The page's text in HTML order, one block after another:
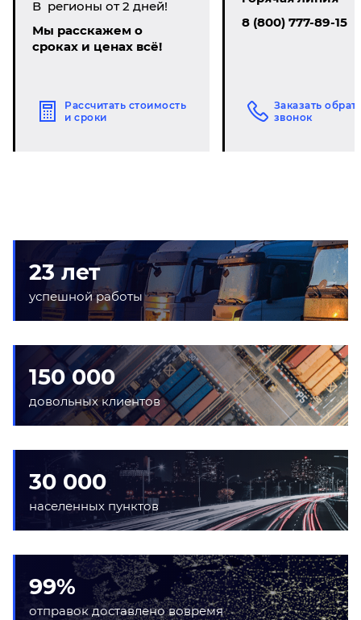
В регионы от 2 дней!
Мы расскажем о
сроках и ценах всё!
Рассчитать стоимость
и сроки
8 (800) 777-89-15
Заказать
звонок
23 лет
успешной работы
150 000
довольных клиентов
30 000
населенных пунктов
99%
отправок доставлено вовремя